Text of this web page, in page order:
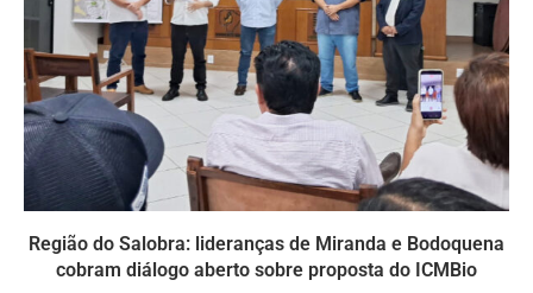
Região do Salobra: lideranças de Miranda e Bodoquena
cobram diálogo aberto sobre proposta do ICMBio